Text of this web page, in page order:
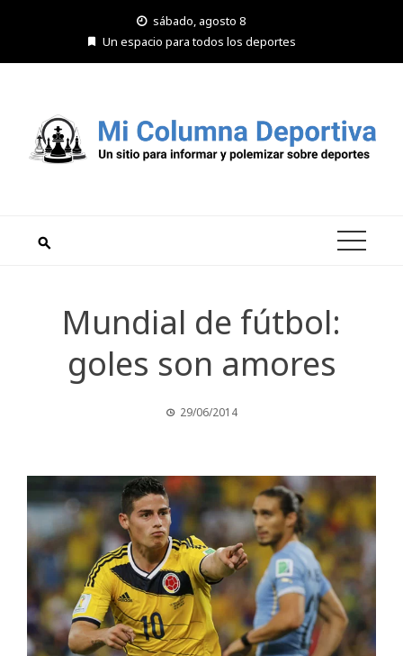
sábado, agosto 8
Un espacio para todos los deportes
Mundial de fútbol:
goles son amores
29/06/2014